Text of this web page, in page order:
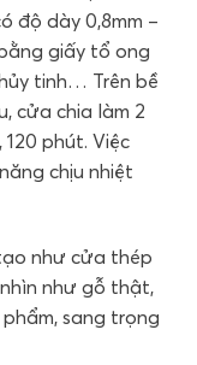
độ dày 0,8mm –
giấy tổ ong
tinh… Trên bề
cửa chia làm 2
phút. Việc
chịu nhiệt
như cửa thép
như gỗ thật,
sang trọng